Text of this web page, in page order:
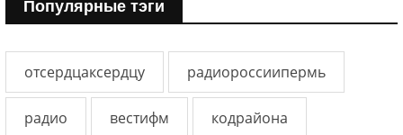
Популярные тэги
отсердцаксердцу радиороссиипермь
радио вестифм кодрайона